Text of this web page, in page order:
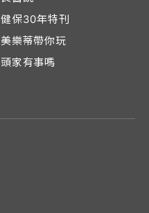
健保30年特刊
美樂蒂帶你玩
頭家有事嗎